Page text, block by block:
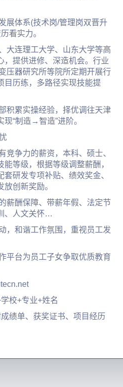
展体系(技术岗/管理岗双晋升
看实力。
大连理工大学、山东大学等高
，提供进修、深造机会。行业
压器研究所等院所定期开展行
目历练，多路径实现技能提
积累实操经验，择优调往天津
“制造→智造”进阶。
竞争力的薪资，本科、硕士、
等级，根据等级调整薪酬，
研发专项补贴、绩效奖金、
创新奖励。
薪酬保障、带薪年假、法定节
、人文关怀…
，和谐工作氛围，重视员工发
平台为员工子女争取优质教育
校+专业+姓名
绩单、获奖证书、项目经历